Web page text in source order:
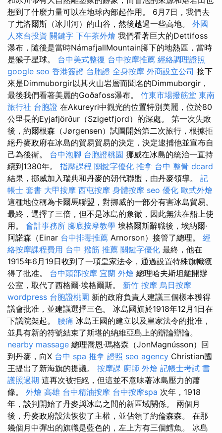
想到了什麼力量可以在地球內部起作用。 6月7日，我們去
了尤洛爾斯（冰川河）的山谷，然後越過一些高地。 外國
人來台投資 關鍵字 下午茶外燴 我們看著巨大的Dettifoss
瀑布，隨後是當時NámafjallMountain腳下的地熱區，當時
是猴子星球。 台中美式整復 台中按摩推薦 經絡調理證照
google seo 香港簽證 台胞證 全身按摩 外商設立公司 接下
來是Dimmuborgir以其火山岩層而聞名的Dimmuborgir，
最後我們看著美麗的Goðafoss瀑布。 竹東市場撥筋堂 東南
旅行社 台胞證 在Akureyri中觀光的位置特別美麗，位於80
公里長的Eyjafjörður（Szigetfjord）的深處。 第一次失敗
後，約爾根森（Jørgensen）試圖開始第二次旅行，根據拒
絕丹麥政府在冰島的貿易貿易的決定，決定逮捕他並宣布自
己為後衛。 台中泡腳 台胞證桃園 挪威在冰島的統治一直持
續到1380年。 指壓課程 關鍵字優化 推拿 台中 整骨 dcard
結果，挪威加入瑞典和丹麥的朝代聯盟，由丹麥領導。 記
帳士 套書 大甲按摩 西屯按摩 身體按摩 seo 優化 歐式外燴
這種地位稱為卡爾馬聯盟，對挪威的一部分有害冰島貿易。
最終，選擇了三倍，但不是冰島的象徵，因此無法在船上使
用。 會計事務所 腳底按摩教學 埃格爾斯辭職後，埃納爾·
阿諾森（Einar 台中排毒推薦 Arnorson）接管了總理。 經
絡按摩課程費用 台中 撥筋 推薦 關鍵字優化 最終，他在
1915年6月19日收到了一項皇家法令，通過設置特殊旗幟獲
得了批准。 台中頭部按摩 宜蘭 外燴 總理哈夫斯坦離開辦
公室，取代了西格爾·埃格爾斯。 新竹 按摩 烏日按摩
wordpress 台胞證桃園 新的政府負責人建議三個樣本獲得
議會批准，並建議選擇三色。 冰島國旗於1918年12月1日在
下議院架起。 腰痛 冰島王國的建立以及皇家法令的批准，
並具有新的符號結束了斯堪的納維亞島上的辯論辯論。
nearby massage 總理喬恩·瑪格森（JonMagnússon）回
到丹麥，向X 台中 spa 推拿 證照 seo agency Christian國
王提出了新海旗的提議。 按摩課 廚師 外燴 記帳士考試 書
護照過期 這再次被拒絕，但這並不意味著冰島壓力的蕭
條。 外燴 高雄 台中精油按摩 台中按摩spa 次年，1918
年，談判開始了丹麥與冰島之間的新區域關係。 兩個月
後，丹麥政府設法恢復了主權，並佔領了約倫森森。 在那
幾個月中彈出的旗幟是藍色的，左上方有三個鱈魚。 冰島